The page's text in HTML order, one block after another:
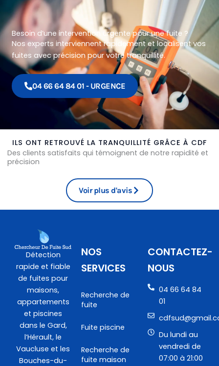
Besoin d’une intervention urgente pour une fuite ?
Nos experts interviennent rapidement et localisent vos
fuites avec précision pour votre tranquillité.
04 66 64 84 01 - URGENCE
ILS ONT RETROUVÉ LA TRANQUILLITÉ GRÂCE À CDF
Des clients satisfaits qui témoignent de notre rapidité et
précision
Voir plus d'avis
Détection
rapide et fiable
de fuites pour
maisons,
appartements
et piscines
dans le Gard,
l’Hérault, le
Vaucluse et les
Bouches-du-
NOS
SERVICES
Recherche de
fuite
Fuite piscine
Recherche de
fuite maison
CONTACTEZ-
NOUS
04 66 64 84
01
Du lundi au
vendredi de
07:00 à 21:00